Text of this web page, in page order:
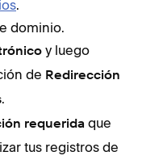
.
dominio.
y luego
de Redirección
.
requerida que
tus registros de